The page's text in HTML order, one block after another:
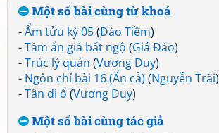
Một số bài cùng từ khoá
-Ẩm tửu kỳ 05(Đào Tiềm)
-Tầm ẩn giả bất ngộ (Giả Đảo)
-Trúc lý quán (Vương Duy)
- Ngôn chí bài 16 (Ẩn cả) (Nguyễn Trãi)
-Tân di ổ (Vương Duy)
Một số bài cùng tác giả